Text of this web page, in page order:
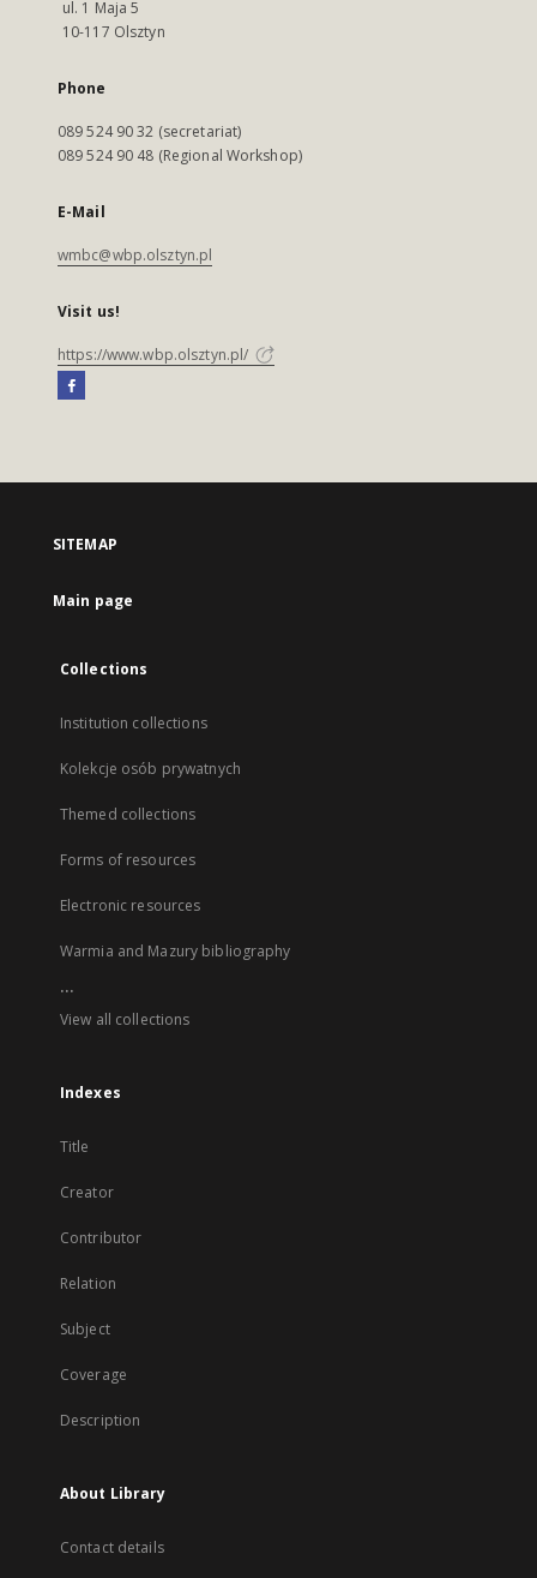
ul. 1 Maja 5
10-117 Olsztyn
Phone
089 524 90 32 (secretariat)
089 524 90 48 (Regional Workshop)
E-Mail
wmbc@wbp.olsztyn.pl
Visit us!
https://www.wbp.olsztyn.pl/
SITEMAP
Main page
Collections
Institution collections
Kolekcje osób prywatnych
Themed collections
Forms of resources
Electronic resources
Warmia and Mazury bibliography
...
View all collections
Indexes
Title
Creator
Contributor
Relation
Subject
Coverage
Description
About Library
Contact details